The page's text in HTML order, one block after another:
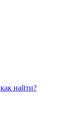
найти?